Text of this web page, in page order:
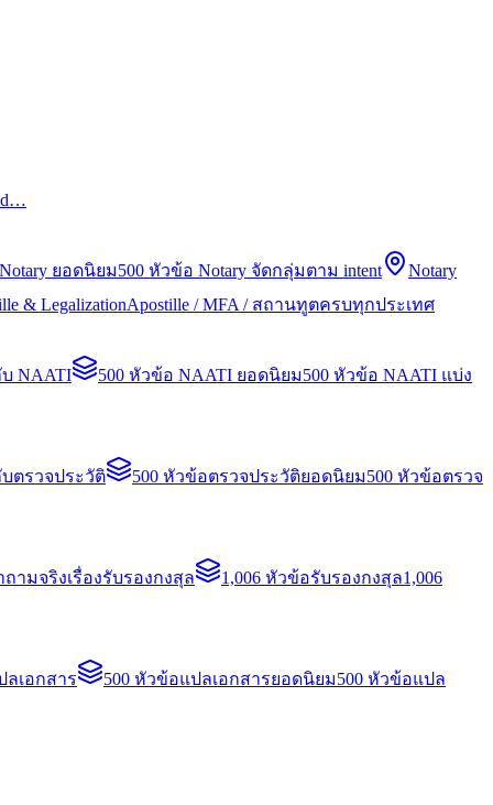
ยอดนิยม500 หัวข้อ Notary จัดกลุ่มตาม intent
Notary
& LegalizationApostille / MFA / สถานทูตครบทุกประเทศ
NAATI 500 หัวข้อ NAATI ยอดนิยม500 หัวข้อ NAATI แบ่ง
บตรวจประวัติ 500 หัวข้อตรวจประวัติยอดนิยม500 หัวข้อตรวจ
ถามจริงเรื่องรับรองกงสุล 1,006 หัวข้อรับรองกงสุล1,006
ลเอกสาร 500 หัวข้อแปลเอกสารยอดนิยม500 หัวข้อแปล